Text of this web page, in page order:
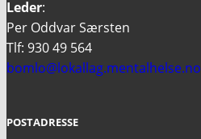
Leder:
Per Oddvar Særsten
Tlf: 930 49 564
bomlo@lokallag.mentalhelse.no
POSTADRESSE